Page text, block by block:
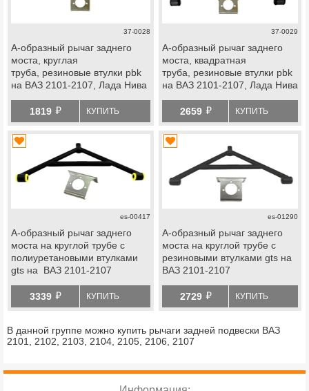
37-0028
А-образный рычаг заднего
моста, круглая
труба, резиновые втулки pbk
на ВАЗ 2101-2107, Лада Нива
1819 й КУПИТЬ
37-0029
А-образный рычаг заднего
моста, квадратная
труба, резиновые втулки pbk
на ВАЗ 2101-2107, Лада Нива
2659 й КУПИТЬ
es-00417
А-образный рычаг заднего
моста на круглой трубе с
полиуретановыми втулками
gts на ВАЗ 2101-2107
3339 й КУПИТЬ
es-01290
А-образный рычаг заднего
моста на круглой трубе с
резиновыми втулками gts на
ВАЗ 2101-2107
2729 й КУПИТЬ
В данной группе можно купить рычаги задней подвески ВАЗ
2101, 2102, 2103, 2104, 2105, 2106, 2107